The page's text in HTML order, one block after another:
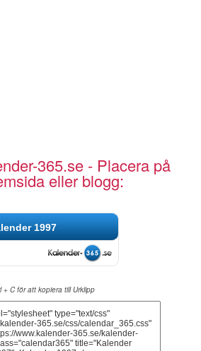
365.se - Placera på
eller blogg:
1997
+ C för att kopiera till Urklipp